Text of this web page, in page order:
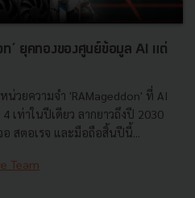
ยุคทองของศูนย์ข้อมูล AI แต่
วยความจำ 'RAMageddon' ที่ AI
เท่าในปีเดียว ลากยาวถึงปี 2030
สตอเรจ และมือถือสิ้นปีนี้...
Team